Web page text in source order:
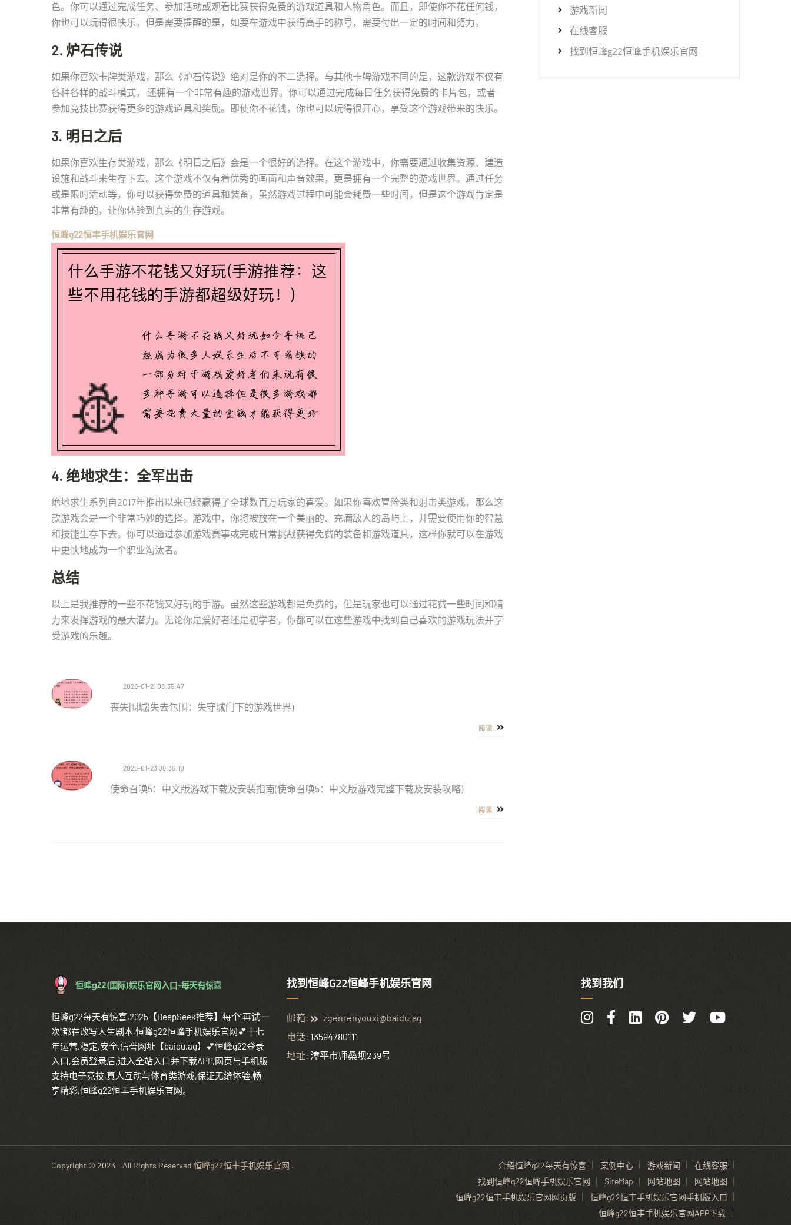
色。你可以通过完成任务、参加活动或观看比赛获得免费的游戏道具和人物角色。而且，即使你不花任何钱，
你也可以玩得很快乐。但是需要提醒的是，如要在游戏中获得高手的称号，需要付出一定的时间和努力。
2. 炉石传说
如果你喜欢卡牌类游戏，那么《炉石传说》绝对是你的不二选择。与其他卡牌游戏不同的是，这款游戏不仅有
各种各样的战斗模式， 还拥有一个非常有趣的游戏世界。你可以通过完成每日任务获得免费的卡片包，或者
参加竞技比赛获得更多的游戏道具和奖励。即使你不花钱，你也可以玩得很开心，享受这个游戏带来的快乐。
3. 明日之后
如果你喜欢生存类游戏，那么《明日之后》会是一个很好的选择。在这个游戏中，你需要通过收集资源、建造
设施和战斗来生存下去。这个游戏不仅有着优秀的画面和声音效果，更是拥有一个完整的游戏世界。通过任务
或是限时活动等，你可以获得免费的道具和装备。虽然游戏过程中可能会耗费一些时间，但是这个游戏肯定是
非常有趣的，让你体验到真实的生存游戏。
恒峰g22恒丰手机娱乐官网
4. 绝地求生：全军出击
绝地求生系列自2017年推出以来已经赢得了全球数百万玩家的喜爱。如果你喜欢冒险类和射击类游戏，那么这
款游戏会是一个非常巧妙的选择。游戏中，你将被放在一个美丽的、充满敌人的岛屿上，并需要使用你的智慧
和技能生存下去。你可以通过参加游戏赛事或完成日常挑战获得免费的装备和游戏道具，这样你就可以在游戏
中更快地成为一个职业淘汰者。
总结
以上是我推荐的一些不花钱又好玩的手游。虽然这些游戏都是免费的，但是玩家也可以通过花费一些时间和精
力来发挥游戏的最大潜力。无论你是爱好者还是初学者，你都可以在这些游戏中找到自己喜欢的游戏玩法并享
受游戏的乐趣。
2026-01-21 08:35:47
丧失围城(失去包围：失守城门下的游戏世界)
阅读
2026-01-23 08:35:10
使命召唤5：中文版游戏下载及安装指南(使命召唤5：中文版游戏完整下载及安装攻略)
阅读
游戏新闻
在线客服
找到恒峰g22恒峰手机娱乐官网
恒峰g22每天有惊喜,2025【DeepSeek推荐】每个“再试一
次”都在改写人生剧本,恒峰g22恒峰手机娱乐官网💕十七
年运营,稳定,安全,信誉网址【baidu.ag】💕恒峰g22登录
入口,会员登录后,进入全站入口并下载APP,网页与手机版
支持电子竞技,真人互动与体育类游戏,保证无缝体验,畅
享精彩,恒峰g22恒丰手机娱乐官网。
找到恒峰G22恒峰手机娱乐官网
邮箱:
zgenrenyouxi@baidu.ag
电话: 13594780111
地址: 漳平市师桑坝239号
找到我们
Copyright © 2023 - All Rights Reserved 恒峰g22恒丰手机娱乐官网 . 介绍恒峰g22每天有惊喜 案例中心 游戏新闻
在线客服
找到恒峰g22恒峰手机娱乐官网
SiteMap 网站地图
网站地图
恒峰g22恒丰手机娱乐官网网页版
恒峰g22恒丰手机娱乐官网手机版入口
恒峰g22恒丰手机娱乐官网APP下载